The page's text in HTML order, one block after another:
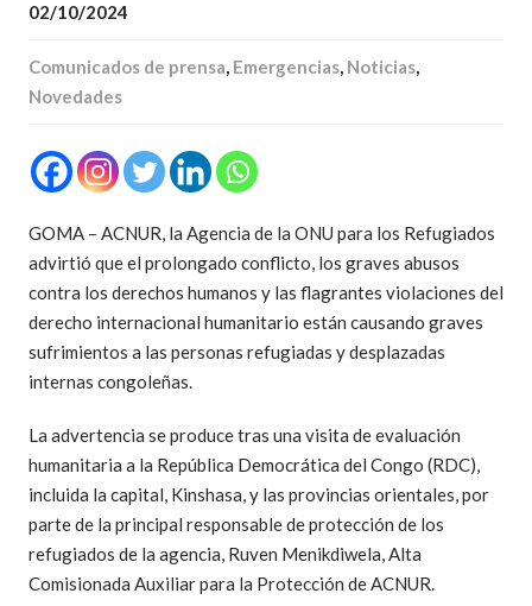
02/10/2024
Comunicados de prensa, Emergencias, Noticias,
Novedades
GOMA – ACNUR, la Agencia de la ONU para los Refugiados
advirtió que el prolongado conflicto, los graves abusos
contra los derechos humanos y las flagrantes violaciones del
derecho internacional humanitario están causando graves
sufrimientos a las personas refugiadas y desplazadas
internas congoleñas.
La advertencia se produce tras una visita de evaluación
humanitaria a la República Democrática del Congo (RDC),
incluida la capital, Kinshasa, y las provincias orientales, por
parte de la principal responsable de protección de los
refugiados de la agencia, Ruven Menikdiwela, Alta
Comisionada Auxiliar para la Protección de ACNUR.